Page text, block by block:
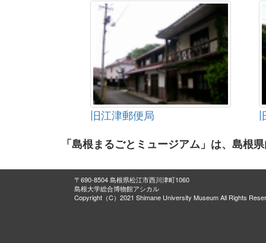
旧江津郵便局
「島根まるごとミュージアム」は、島根
〒690-8504 島根県松江市西川津町1060
島根大学総合博物館アシカル
Copyright（C）2021 Shimane University Museum All Rights